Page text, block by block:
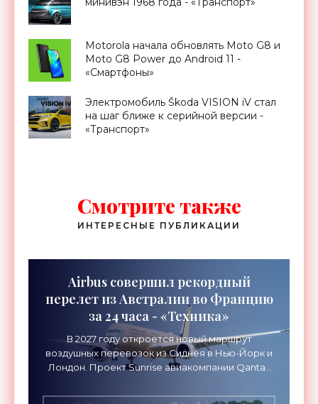
Motorola начала обновлять Moto G8 и
Moto G8 Power до Android 11 -
«Смартфоны»
Электромобиль Škoda VISION iV стал
на шаг ближе к серийной версии -
«Транспорт»
Смотрите также
ИНТЕРЕСНЫЕ ПУБЛИКАЦИИ
Airbus совершил рекордный
перелет из Австралии во Францию
за 24 часа - «Техника»
В 2027 году откроется новый маршрут
воздушных перевозок из Сиднея в Нью-Йорк и
Лондон. Проект Sunrise авиакомпании Qantas
длительностью до 24